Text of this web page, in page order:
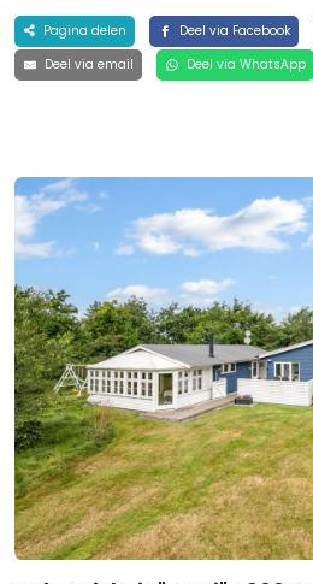
Pagina delen Deel via Facebook
Deel via email
Deel via WhatsApp